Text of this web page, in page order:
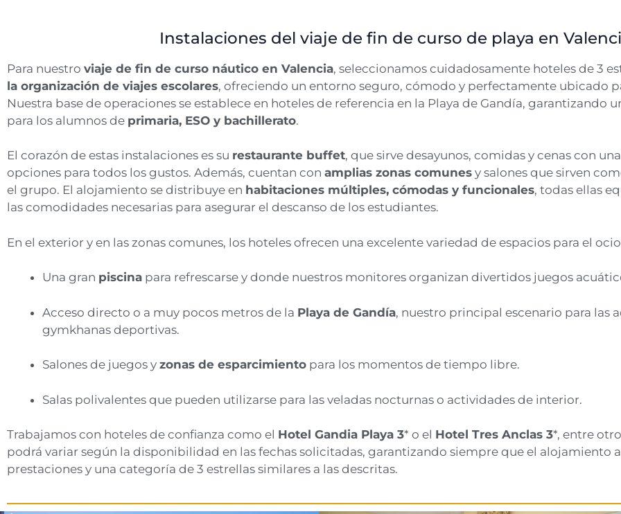
Instalaciones del viaje de fin de curso de playa en
Para nuestro viaje de fin de curso náutico en Valencia, seleccionamos cuidadosamente hoteles de 3
la organización de viajes escolares, ofreciendo un entorno seguro, cómodo y perfectamente ubicado
Nuestra base de operaciones se establece en hoteles de referencia en la Playa de Gandía, garantizando
para los alumnos de primaria, ESO y bachillerato.
El corazón de estas instalaciones es su restaurante buffet, que sirve desayunos, comidas y cenas con
opciones para todos los gustos. Además, cuentan con amplias zonas comunes y salones que sirven
el grupo. El alojamiento se distribuye en habitaciones múltiples, cómodas y funcionales, todas ellas
las comodidades necesarias para asegurar el descanso de los estudiantes.
En el exterior y en las zonas comunes, los hoteles ofrecen una excelente variedad de espacios para el
Una gran piscina para refrescarse y donde nuestros monitores organizan divertidos juegos
Acceso directo o a muy pocos metros de la Playa de Gandía, nuestro principal escenario para las
gymkhanas deportivas.
Salones de juegos y zonas de esparcimiento para los momentos de tiempo libre.
Salas polivalentes que pueden utilizarse para las veladas nocturnas o actividades de interior.
Trabajamos con hoteles de confianza como el Hotel Gandia Playa 3* o el Hotel Tres Anclas 3*, entre
podrá variar según la disponibilidad en las fechas solicitadas, garantizando siempre que el alojamiento
prestaciones y una categoría de 3 estrellas similares a las descritas.